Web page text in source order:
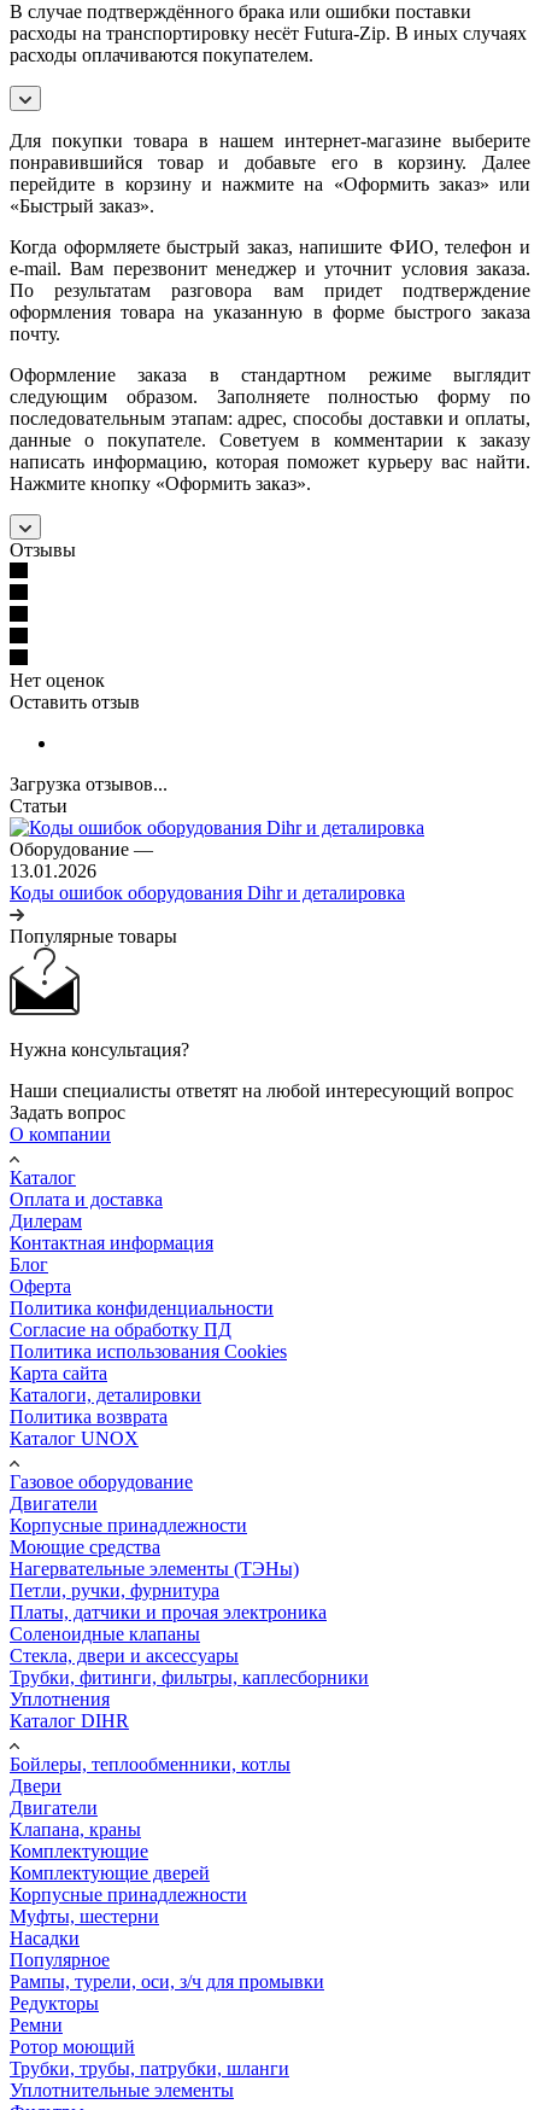
В случае подтверждённого брака или ошибки поставки
расходы на транспортировку несёт Futura-Zip. В иных случаях
расходы оплачиваются покупателем.
Для покупки товара в нашем интернет-магазине выберите
понравившийся товар и добавьте его в корзину. Далее
перейдите в корзину и нажмите на «Оформить заказ» или
«Быстрый заказ».
Когда оформляете быстрый заказ, напишите ФИО, телефон и
e-mail. Вам перезвонит менеджер и уточнит условия заказа.
По результатам разговора вам придет подтверждение
оформления товара на указанную в форме быстрого заказа
почту.
Оформление заказа в стандартном режиме выглядит
следующим образом. Заполняете полностью форму по
последовательным этапам: адрес, способы доставки и оплаты,
данные о покупателе. Советуем в комментарии к заказу
написать информацию, которая поможет курьеру вас найти.
Нажмите кнопку «Оформить заказ».
Отзывы
Нет оценок
Оставить отзыв
Загрузка отзывов...
Статьи
Оборудование —
13.01.2026
Коды ошибок оборудования Dihr и деталировка
Популярные товары
Нужна консультация?
Наши специалисты ответят на любой интересующий вопрос
Задать вопрос
О компании
Каталог
Оплата и доставка
Дилерам
Контактная информация
Блог
Оферта
Политика конфиденциальности
Согласие на обработку ПД
Политика использования Cookies
Карта сайта
Каталоги, деталировки
Политика возврата
Каталог UNOX
Газовое оборудование
Двигатели
Корпусные принадлежности
Моющие средства
Нагервательные элементы (ТЭНы)
Петли, ручки, фурнитура
Платы, датчики и прочая электроника
Соленоидные клапаны
Стекла, двери и аксессуары
Трубки, фитинги, фильтры, каплесборники
Уплотнения
Каталог DIHR
Бойлеры, теплообменники, котлы
Двери
Двигатели
Клапана, краны
Комплектующие
Комплектующие дверей
Корпусные принадлежности
Муфты, шестерни
Насадки
Популярное
Рампы, турели, оси, з/ч для промывки
Редукторы
Ремни
Ротор моющий
Трубки, трубы, патрубки, шланги
Уплотнительные элементы